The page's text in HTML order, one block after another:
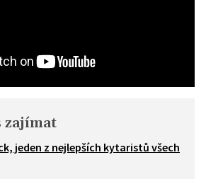
zajímat
jeden z nejlepších kytaristů všech